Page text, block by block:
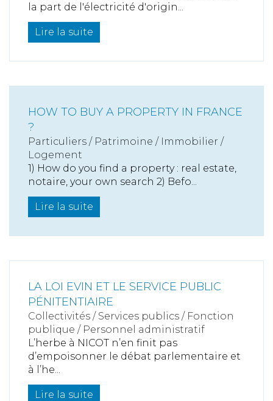
la part de l'électricité d'origin...
Lire la suite
HOW TO BUY A PROPERTY IN FRANCE
?
Particuliers / Patrimoine / Immobilier /
Logement
1) How do you find a property : real estate,
notaire, your own search 2) Befo...
Lire la suite
LA LOI EVIN ET LE SERVICE PUBLIC
PÉNITENTIAIRE
Collectivités / Services publics / Fonction
publique / Personnel administratif
L’herbe à NICOT n’en finit pas
d’empoisonner le débat parlementaire et
à l’he...
Lire la suite